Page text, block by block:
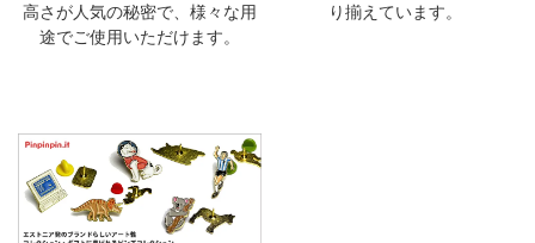
高さが人気の秘密で、様々な用
途でご使用いただけます。
り揃えています。